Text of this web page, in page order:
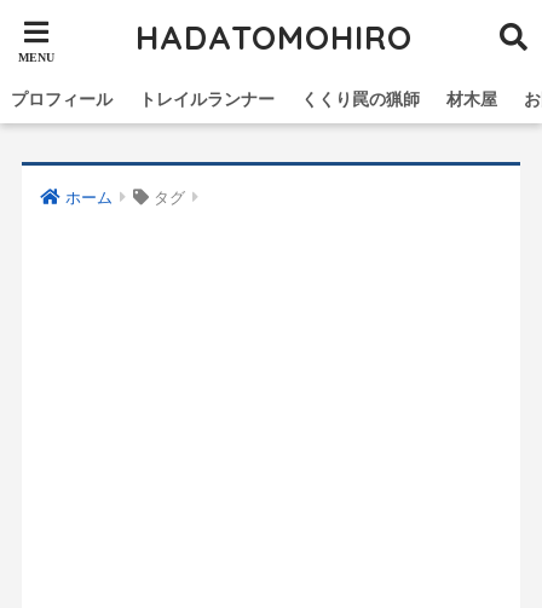
HADATOMOHIRO
プロフィール トレイルランナー くくり罠の猟師 材木屋
ホーム タグ